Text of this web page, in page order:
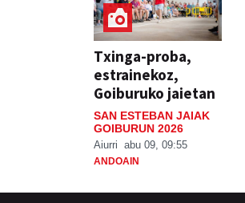
Txinga-proba,
estrainekoz,
Goiburuko jaietan
SAN ESTEBAN JAIAK
GOIBURUN 2026
Aiurri abu 09, 09:55
ANDOAIN